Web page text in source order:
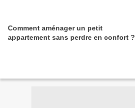
Comment aménager un petit
appartement sans perdre en confort ?